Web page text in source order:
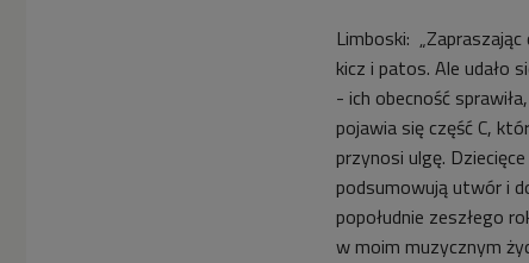
Limboski:
kicz i patos. Ale udało
- ich obecność
pojawia się część C,
przynosi ulgę.
podsumowują utwór i
popołudnie zeszłego
w moim muzycznym